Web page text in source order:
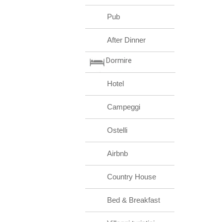
Pub
After Dinner
Dormire
Hotel
Campeggi
Ostelli
Airbnb
Country House
Bed & Breakfast